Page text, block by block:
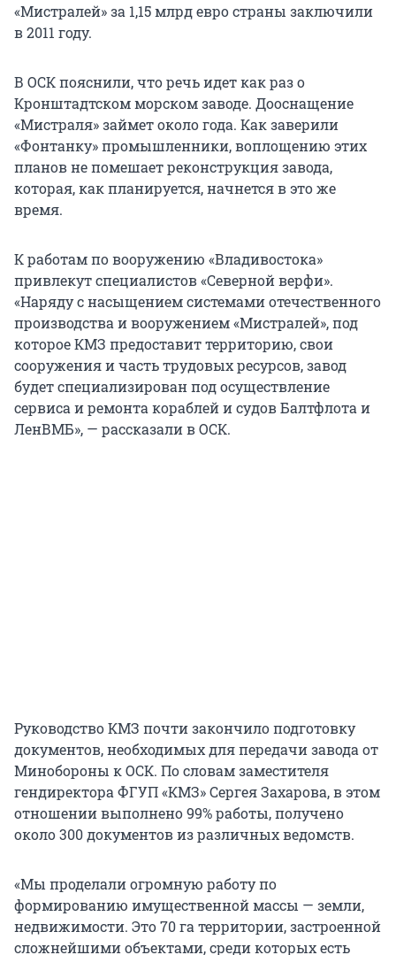
«Мистралей» за 1,15 млрд евро страны заключили
в 2011 году.
В ОСК пояснили, что речь идет как раз о
Кронштадтском морском заводе. Дооснащение
«Мистраля» займет около года. Как заверили
«Фонтанку» промышленники, воплощению этих
планов не помешает реконструкция завода,
которая, как планируется, начнется в это же
время.
К работам по вооружению «Владивостока»
привлекут специалистов «Северной верфи».
«Наряду с насыщением системами отечественного
производства и вооружением «Мистралей», под
которое КМЗ предоставит территорию, свои
сооружения и часть трудовых ресурсов, завод
будет специализирован под осуществление
сервиса и ремонта кораблей и судов Балтфлота и
ЛенВМБ», — рассказали в ОСК.
Руководство КМЗ почти закончило подготовку
документов, необходимых для передачи завода от
Минобороны к ОСК. По словам заместителя
гендиректора ФГУП «КМЗ» Сергея Захарова, в этом
отношении выполнено 99% работы, получено
около 300 документов из различных ведомств.
«Мы проделали огромную работу по
формированию имущественной массы — земли,
недвижимости. Это 70 га территории, застроенной
сложнейшими объектами, среди которых есть